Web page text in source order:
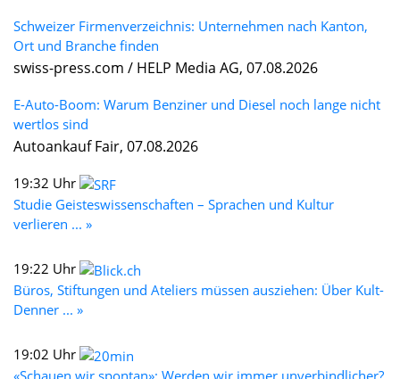
Schweizer Firmenverzeichnis: Unternehmen nach Kanton,
Ort und Branche finden
swiss-press.com / HELP Media AG, 07.08.2026
E-Auto-Boom: Warum Benziner und Diesel noch lange nicht
wertlos sind
Autoankauf Fair, 07.08.2026
19:32 Uhr
Studie Geisteswissenschaften – Sprachen und Kultur
verlieren ... »
19:22 Uhr
Büros, Stiftungen und Ateliers müssen ausziehen: Über Kult-
Denner ... »
19:02 Uhr
«Schauen wir spontan»: Werden wir immer unverbindlicher?